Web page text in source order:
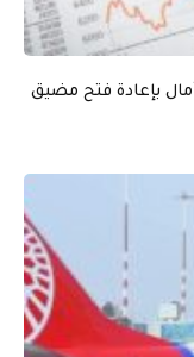
النفط وآمال بإعادة فتح مضيق